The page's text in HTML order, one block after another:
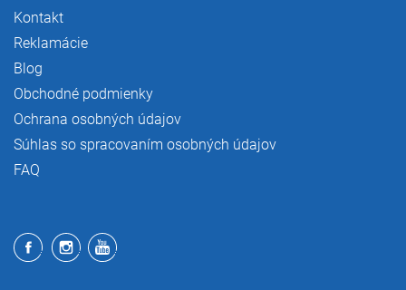
Kontakt
Reklamácie
Blog
Obchodné podmienky
Ochrana osobných údajov
Súhlas so spracovaním osobných údajov
FAQ